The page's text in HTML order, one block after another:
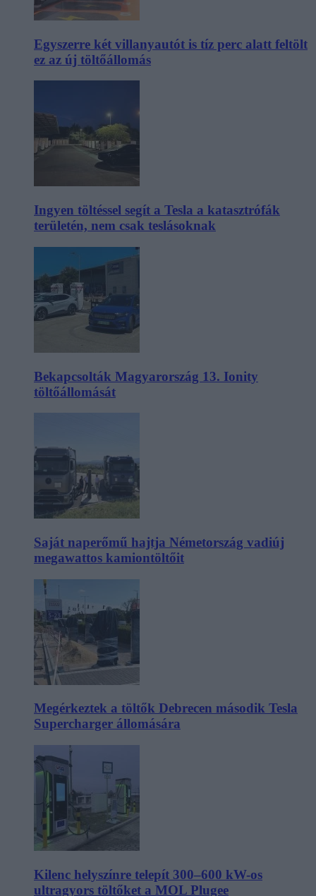
Egyszerre két villanyautót is tíz perc alatt feltölt
ez az új töltőállomás
Ingyen töltéssel segít a Tesla a katasztrófák
területén, nem csak teslásoknak
Bekapcsolták Magyarország 13. Ionity
töltőállomását
Saját naperőmű hajtja Németország vadiúj
megawattos kamiontöltőit
Megérkeztek a töltők Debrecen második Tesla
Supercharger állomására
Kilenc helyszínre telepít 300–600 kW-os
ultragyors töltőket a MOL Plugee